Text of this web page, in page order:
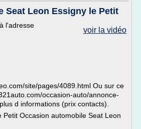
Seat Leon Essigny le Petit
voir la vidéo
l'adresse
site/pages/4089.html Ou sur ce
occasion-auto/annonce-
d informations (prix contacts).
Petit Occasion automobile Seat Leon